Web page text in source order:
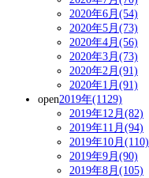
2020年6月(54)
2020年5月(73)
2020年4月(56)
2020年3月(73)
2020年2月(91)
2020年1月(91)
open2019年(1129)
2019年12月(82)
2019年11月(94)
2019年10月(110)
2019年9月(90)
2019年8月(105)